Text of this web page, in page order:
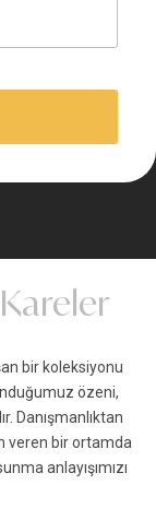
Kareler
bir koleksiyonu
özeni,
Danışmanlıktan
veren bir ortamda
anlayışımızı